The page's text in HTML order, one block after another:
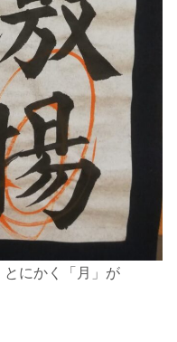
とにかく「月」が